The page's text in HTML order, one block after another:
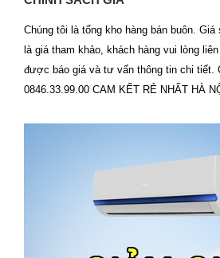
Chúng tôi là tổng kho hàng bán buôn. Giá
là giá tham khảo, khách hàng vui lòng
được báo giá và tư vấn thông tin chi tiết.
0846.33.99.00 CAM KẾT RẺ NHẤT HÀ